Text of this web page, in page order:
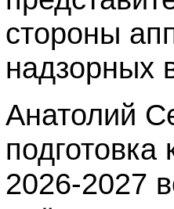
стороны
надзорных
Анатолий
2026-2027